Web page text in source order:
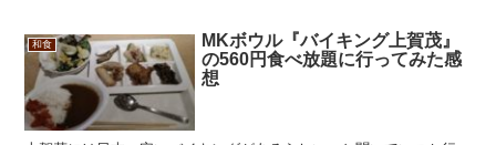
和食
MKボウル『バイキング上賀茂』
の560円食べ放題に行ってみた感
想